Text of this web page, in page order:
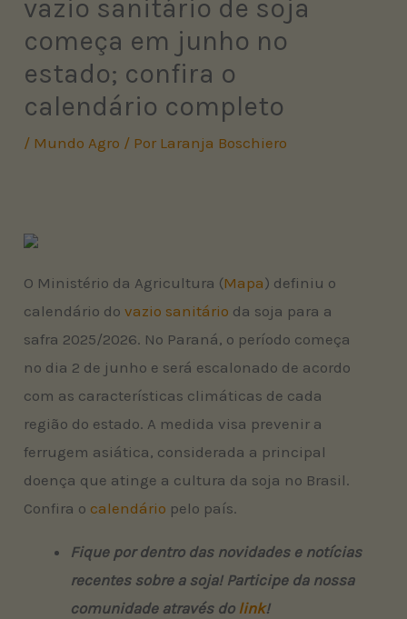
vazio sanitário de soja
começa em junho no
estado; confira o
calendário completo
/ Mundo Agro / Por Laranja Boschiero
O Ministério da Agricultura (Mapa) definiu o
calendário do vazio sanitário da soja para a
safra 2025/2026. No Paraná, o período começa
no dia 2 de junho e será escalonado de acordo
com as características climáticas de cada
região do estado. A medida visa prevenir a
ferrugem asiática, considerada a principal
doença que atinge a cultura da soja no Brasil.
Confira o calendário pelo país.
Fique por dentro das novidades e notícias
recentes sobre a soja! Participe da nossa
comunidade através do link!